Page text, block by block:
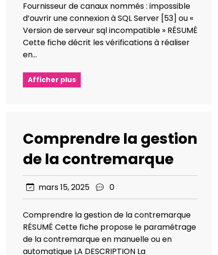
Fournisseur de canaux nommés : impossible
d’ouvrir une connexion à SQL Server [53] ou «
Version de serveur sql incompatible » RÉSUMÉ
Cette fiche décrit les vérifications à réaliser
en…
Afficher plus
Comprendre la gestion
de la contremarque
mars 15, 2025 0
Comprendre la gestion de la contremarque
RÉSUMÉ Cette fiche propose le paramétrage
de la contremarque en manuelle ou en
automatique LA DESCRIPTION La